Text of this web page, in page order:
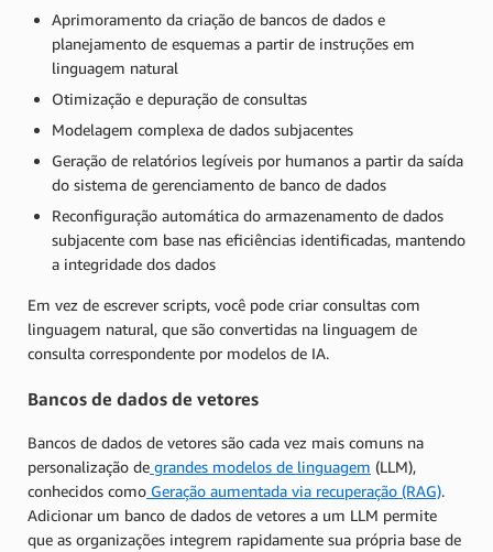
Aprimoramento da criação de bancos de dados e
planejamento de esquemas a partir de instruções em
linguagem natural
Otimização e depuração de consultas
Modelagem complexa de dados subjacentes
Geração de relatórios legíveis por humanos a partir da saída
do sistema de gerenciamento de banco de dados
Reconfiguração automática do armazenamento de dados
subjacente com base nas eficiências identificadas, mantendo
a integridade dos dados
Em vez de escrever scripts, você pode criar consultas com
linguagem natural, que são convertidas na linguagem de
consulta correspondente por modelos de IA.
Bancos de dados de vetores
Bancos de dados de vetores são cada vez mais comuns na
personalização de grandes modelos de linguagem (LLM),
conhecidos como Geração aumentada via recuperação (RAG).
Adicionar um banco de dados de vetores a um LLM permite
que as organizações integrem rapidamente sua própria base de